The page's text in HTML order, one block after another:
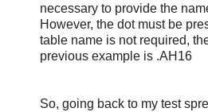
necessary to provide the
However, the dot must be
table name is not required,
previous example is .AH16
So, going back to my test